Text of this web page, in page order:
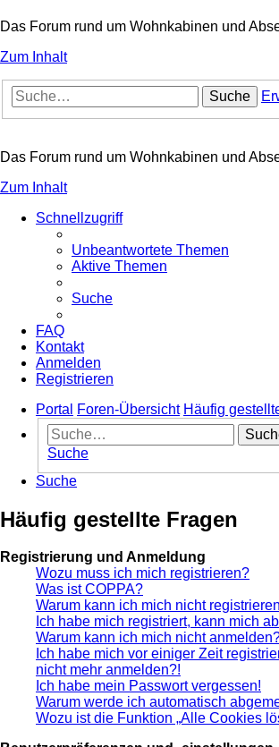
Das Forum rund um Wohnkabinen und
Zum Inhalt
Suche
Das Forum rund um Wohnkabinen und
Zum Inhalt
Schnellzugriff
Unbeantwortete Themen
Aktive Themen
Suche
FAQ
Kontakt
Anmelden
Registrieren
Portal
Foren-Übersicht Häufig
Suche
Suche
Häufig gestellte Fragen
Registrierung und Anmeldung
Wozu muss ich mich registrieren?
Was ist COPPA?
Warum kann ich mich nicht
Ich habe mich registriert, kann mich
Warum kann ich mich nicht
Ich habe mich vor einiger Zeit
nicht mehr anmelden?!
Ich habe mein Passwort vergessen!
Warum werde ich automatisch
Wozu ist die Funktion „Alle Cookies